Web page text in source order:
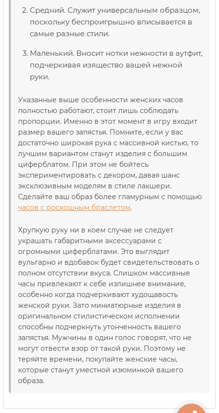
Средний. Служит универсальным образцом,
поскольку беспроигрышно вписывается в
самые разные стили.
Маленький. Вносит нотки нежности в аутфит,
подчеркивая изящество вашей нежной
руки.
Указанные выше особенности женских часов
полностью работают, стоит лишь соблюдать
пропорции. Именно в этот момент в игру входит
размер вашего запястья. Помните, если у вас
достаточно широкая рука с массивной кистью, то
лучшим вариантом станут изделия с большим
циферблатом. При этом не бойтесь
экспериментировать с декором, давая шанс
эксклюзивным моделям в стиле лакшери.
Сделайте ваш образ более гламурным с помощью
часов с роскошным браслетом.
Хрупкую руку ни в коем случае не следует
украшать габаритными аксессуарами с
огромными циферблатами. Это выглядит
вульгарно и вдобавок будет свидетельствовать о
полном отсутствии вкуса. Слишком массивные
часы привлекают к себе излишнее внимание,
особенно когда подчеркивают худощавость
женской руки. Зато миниатюрные изделия в
оригинальном стилистическом исполнении
способны подчеркнуть утонченность вашего
запястья. Мужчины в один голос говорят, что не
могут отвести взор от такой руки. Поэтому не
теряйте времени, покупайте женские часы,
которые станут уместной изюминкой вашего
образа.